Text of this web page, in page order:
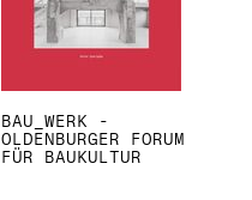
BAU_WERK -
OLDENBURGER FORUM
FÜR BAUKULTUR